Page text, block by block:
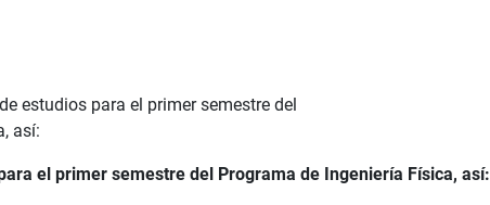
estudios para el primer semestre del
así:
el primer semestre del Programa de Ingeniería Física, así: